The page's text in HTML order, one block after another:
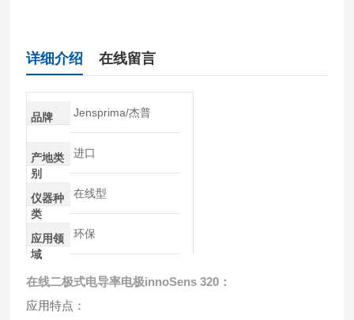
详细介绍 在线留言
品牌 Jensprima/杰普
产地类
别
进口
仪器种
类
在线型
应用领
域
环保
在线二极式电导率电极innoSens 320：
应用特点：